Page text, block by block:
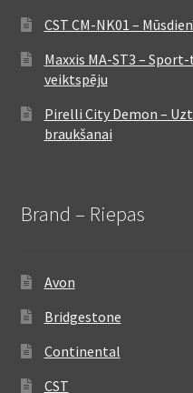
CST CM-NK01 –
Maxxis MA-ST3 –
veiktspēju
Pirelli City Demon –
braukšanai
Brand – Riepas
Avon
Bridgestone
Continental
CST